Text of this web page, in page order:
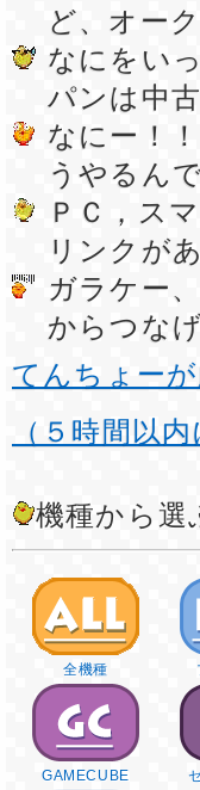
ど、オー
なにをい
パンは中
なにー！
うやるん
ＰＣ，ス
リンクが
ガラケー
からつな
てんちょー
（５時間以
機種から選
全機種
GAMECUBE